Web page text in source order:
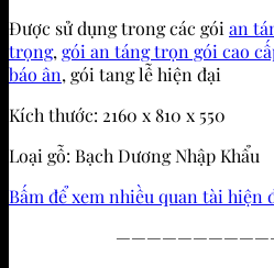
Được sử dụng trong các gói an
trọng, gói an táng trọn gói cao
báo ân, gói tang lễ hiện đại
Kích thước: 2160 x 810 x 550
Loại gỗ: Bạch Dương Nhập Khẩu
Bấm để xem nhiều quan tài hiện